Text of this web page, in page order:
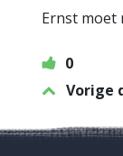
Ernst moet
0
Vorige